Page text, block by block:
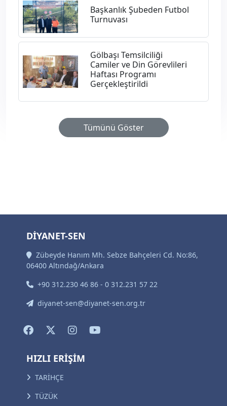
Başkanlık Şubeden Futbol
Turnuvası
Gölbaşı Temsilciliği
Camiler ve Din Görevlileri
Haftası Programı
Gerçekleştirildi
Tümünü Göster
DİYANET-SEN
Zübeyde Hanım Mh. Sebze Bahçeleri Cd. No:86,
06400 Altındağ/Ankara
+90 312.230 46 86 - 0 312.231 57 22
diyanet-sen@diyanet-sen.org.tr
HIZLI ERİŞİM
TARİHÇE
TÜZÜK